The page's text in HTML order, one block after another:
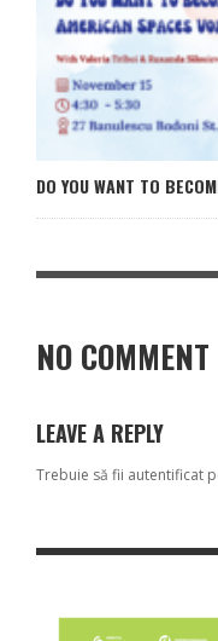
DO YOU WANT TO
NO COMMENT
LEAVE A REPLY
Trebuie să fii autentificat